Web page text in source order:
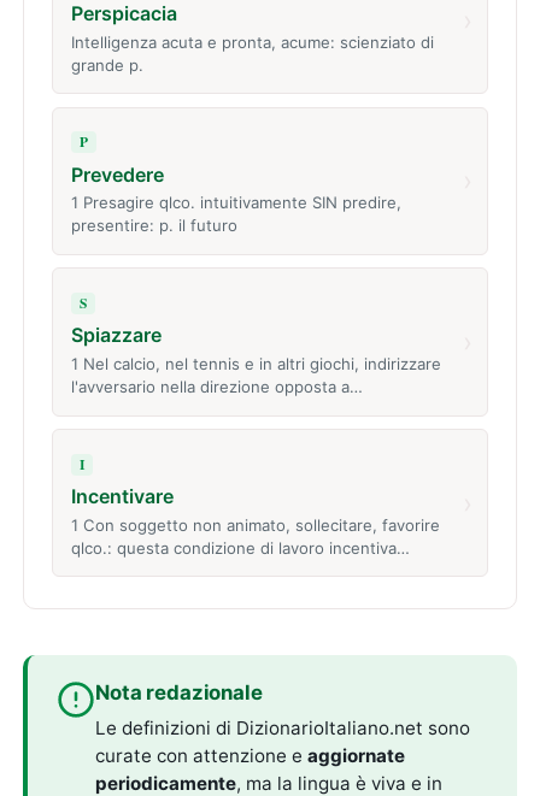
Perspicacia
Intelligenza acuta e pronta, acume: scienziato di
grande p.
P
Prevedere
1 Presagire qlco. intuitivamente SIN predire,
presentire: p. il futuro
S
Spiazzare
1 Nel calcio, nel tennis e in altri giochi, indirizzare
l'avversario nella direzione opposta a…
I
Incentivare
1 Con soggetto non animato, sollecitare, favorire
qlco.: questa condizione di lavoro incentiva…
Nota redazionale
Le definizioni di DizionarioItaliano.net sono
curate con attenzione eaggiornate
periodicamente, ma la lingua è viva e in